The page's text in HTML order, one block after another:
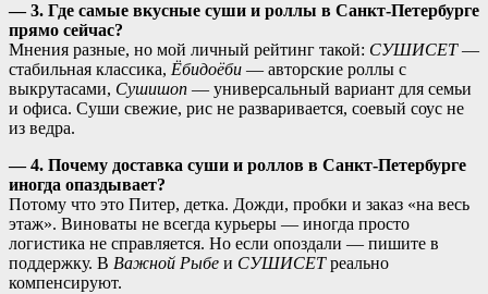
— 3. Где самые вкусные суши и роллы в Санкт-Петербурге
прямо сейчас?
Мнения разные, но мой личный рейтинг такой: СУШИСЕТ—
стабильная классика, Ёбидоёби — авторские роллы с
выкрутасами, Сушишоп — универсальный вариант для семьи
и офиса. Суши свежие, рис не разваривается, соевый соус не
из ведра.
— 4. Почему доставка суши и роллов в Санкт-Петербурге
иногда опаздывает?
Потому что это Питер, детка. Дожди, пробки и заказ «на весь
этаж». Виноваты не всегда курьеры — иногда просто
логистика не справляется. Но если опоздали — пишите в
поддержку. В Важной Рыбе и СУШИСЕТреально
компенсируют.